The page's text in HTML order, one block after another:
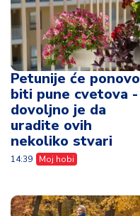
Petunije će ponovo
biti pune cvetova -
dovoljno je da
uradite ovih
nekoliko stvari
14:39 Moj hobi